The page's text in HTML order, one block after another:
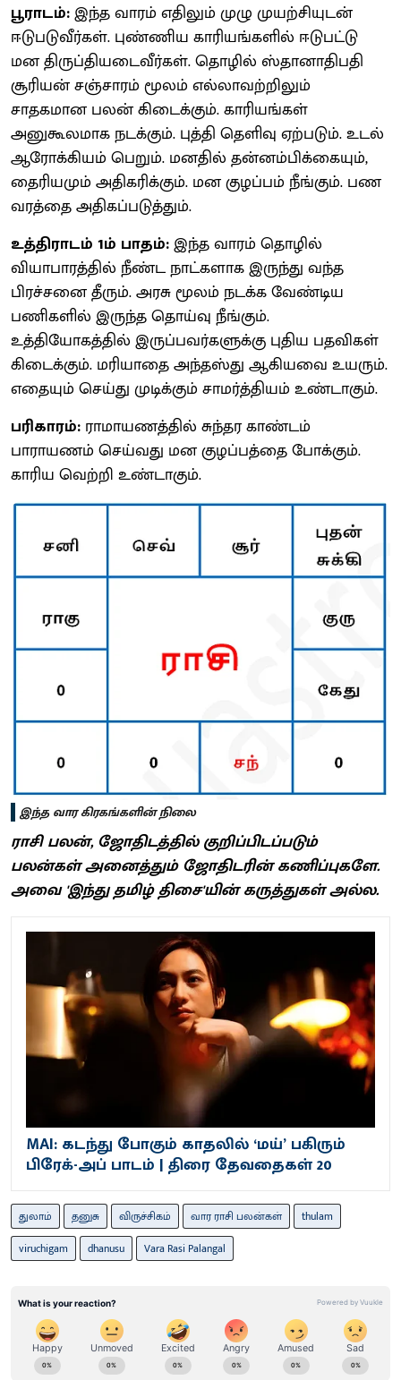
பூராடம்:இந்த வாரம் எதிலும் முழு முயற்சியுடன்
ஈடுபடுவீர்கள். புண்ணிய காரியங்களில் ஈடுபட்டு
மன திருப்தியடைவீர்கள். தொழில் ஸ்தானாதிபதி
சூரியன் சஞ்சாரம் மூலம் எல்லாவற்றிலும்
சாதகமான பலன் கிடைக்கும். காரியங்கள்
அனுகூலமாக நடக்கும். புத்தி தெளிவு ஏற்படும். உடல்
ஆரோக்கியம் பெறும். மனதில் தன்னம்பிக்கையும்,
தைரியமும் அதிகரிக்கும். மன குழப்பம் நீங்கும். பண
வரத்தை அதிகப்படுத்தும்.
உத்திராடம் 1ம் பாதம்:இந்த வாரம் தொழில்
வியாபாரத்தில் நீண்ட நாட்களாக இருந்து வந்த
பிரச்சனை தீரும். அரசு மூலம் நடக்க வேண்டிய
பணிகளில் இருந்த தொய்வு நீங்கும்.
உத்தியோகத்தில் இருப்பவர்களுக்கு புதிய பதவிகள்
கிடைக்கும். மரியாதை அந்தஸ்து ஆகியவை உயரும்.
எதையும் செய்து முடிக்கும் சாமர்த்தியம் உண்டாகும்.
பரிகாரம்: ராமாயணத்தில் சுந்தர காண்டம்
பாராயணம் செய்வது மன குழப்பத்தை போக்கும்.
காரிய வெற்றி உண்டாகும்.
இந்த வார கிரகங்களின் நிலை
ராசி பலன், ஜோதிடத்தில் குறிப்பிடப்படும்
பலன்கள் அனைத்தும் ஜோதிடரின் கணிப்புகளே.
அவை 'இந்து தமிழ் திசை'யின் கருத்துகள் அல்ல.
MAI: கடந்து போகும் காதலில் ‘மய்’ பகிரும்
பிரேக்-அப் பாடம் | திரை தேவதைகள் 20
துலாம் தனுசு விருச்சிகம் வார ராசி பலன்கள்
thulam
viruchigam
dhanusu Vara Rasi Palangal